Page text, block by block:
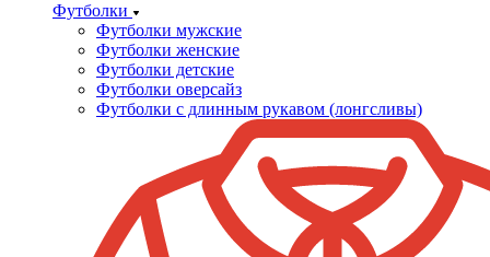
Футболки
Футболки мужские
Футболки женские
Футболки детские
Футболки оверсайз
Футболки с длинным рукавом (лонгсливы)